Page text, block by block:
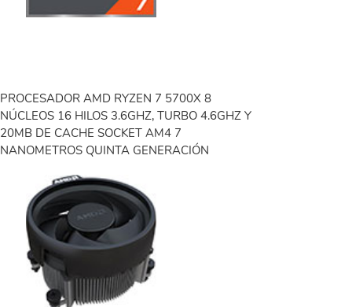
PROCESADOR AMD RYZEN 7 5700X 8
NÚCLEOS 16 HILOS 3.6GHZ, TURBO 4.6GHZ Y
20MB DE CACHE SOCKET AM4 7
NANOMETROS QUINTA GENERACIÓN